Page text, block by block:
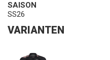
SAISON
SS26
VARIANTEN